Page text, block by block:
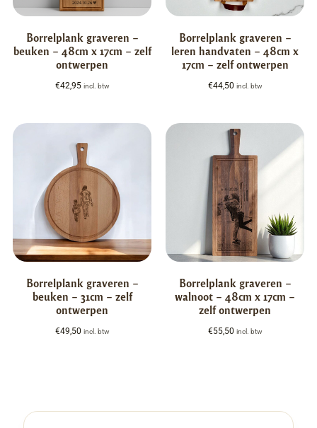
Borrelplank graveren –
beuken – 48cm x 17cm – zelf
ontwerpen
€42,95 incl. btw
Borrelplank graveren –
leren handvaten – 48cm x
17cm – zelf ontwerpen
€44,50 incl. btw
Borrelplank graveren –
beuken – 31cm – zelf
ontwerpen
€49,50 incl. btw
Borrelplank graveren –
walnoot – 48cm x 17cm –
zelf ontwerpen
€55,50 incl. btw